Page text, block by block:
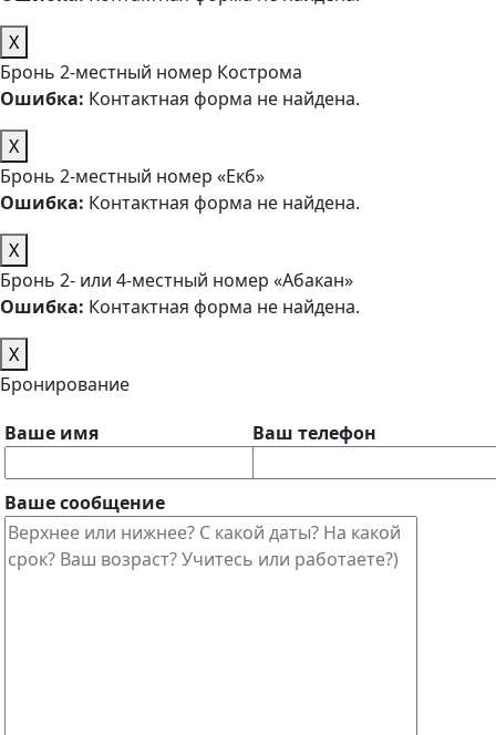
X
Бронь 2-местный номер Кострома
Ошибка: Контактная форма не найдена.
X
Бронь 2-местный номер «Екб»
Ошибка: Контактная форма не найдена.
X
Бронь 2- или 4-местный номер «Абакан»
Ошибка: Контактная форма не найдена.
X
Бронирование
Ваше имя Ваш телефон
Ваше сообщение